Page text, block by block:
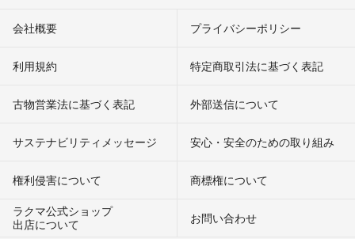
会社概要 プライバシーポリシー
利用規約 特定商取引法に基づく表記
古物営業法に基づく表記 外部送信について
サステナビリティメッセージ 安心・安全のための取り組み
権利侵害について
商標権について
ラクマ公式ショップ
出店について
お問い合わせ